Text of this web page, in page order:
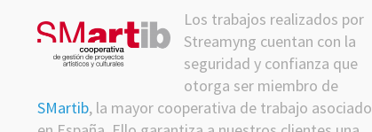
Twitter
Los trabajos realizados por
Streamyng cuentan con la
seguridad y confianza que
otorga ser miembro de
SMartib, la mayor cooperativa de trabajo asociado